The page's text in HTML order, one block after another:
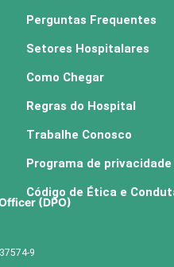
Perguntas Frequentes
Setores Hospitalares
Como Chegar
Regras do Hospital
Trabalhe Conosco
Programa de privacidade
Código de Ética e
(DPO)
9